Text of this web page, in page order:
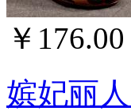
￥176.00
嫔妃丽